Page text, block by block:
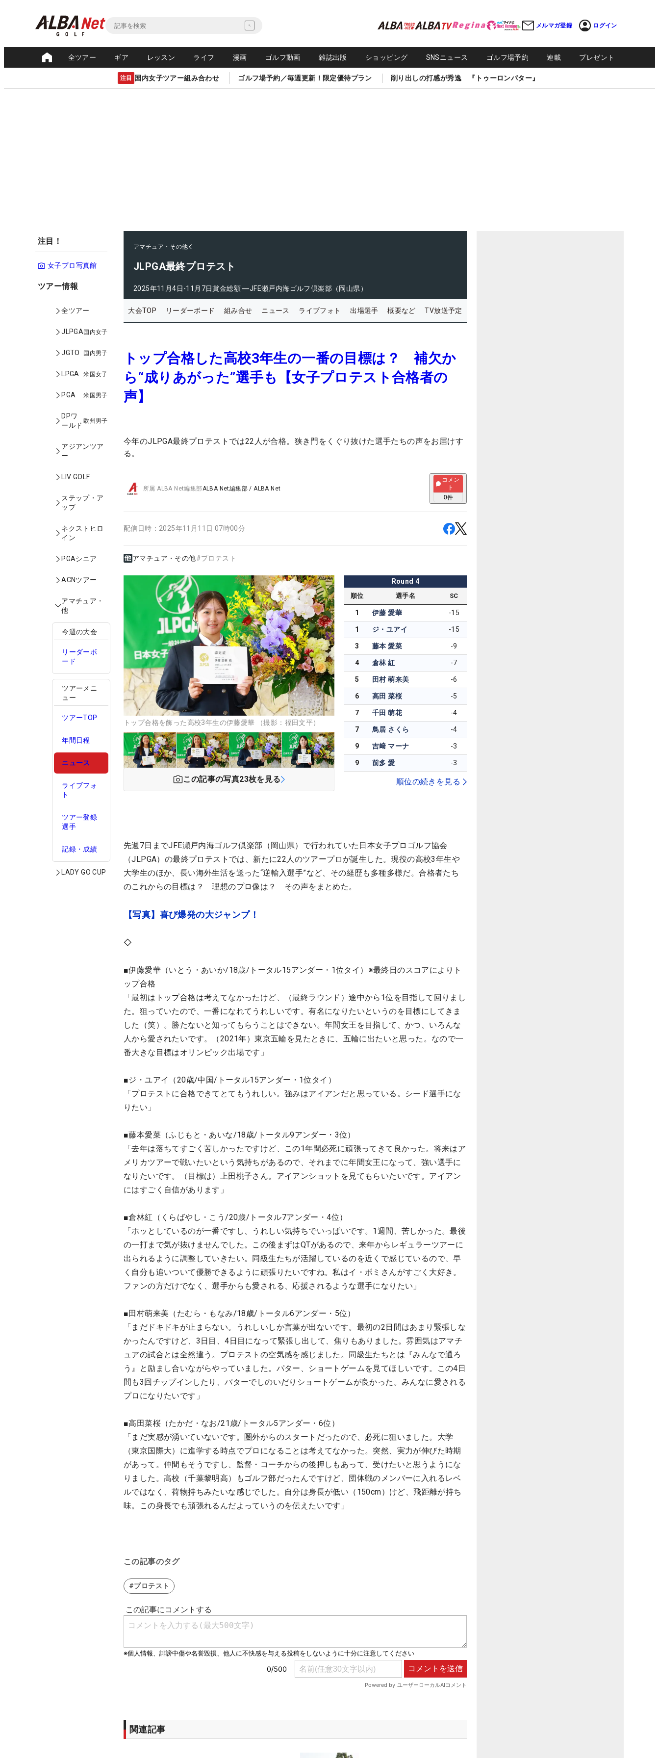
メルマガ登録 ログイン
全ツアー ギア レッスン ライフ 漫画 ゴルフ動画 雑誌出版 ショッピング SNSニュース ゴルフ場予約 連載 プレゼント
注目 国内女子ツアー組み合わせ ゴルフ場予約／毎週更新！限定優待プラン 削り出しの打感が秀逸 『トゥーロンパター』
注目！
女子プロ写真館
ツアー情報
全ツアー
JLPGA国内女子
JGTO 国内男子
LPGA 米国女子
PGA 米国男子
DPワ
ールド
欧州男子
アジアンツア
ー
LIV GOLF
ステップ・ア
ップ
ネクストヒロ
イン
PGAシニア
ACNツアー
アマチュア・
他
今週の大会
リーダーボ
ード
ツアーメニ
ュー
ツアーTOP
年間日程
ニュース
ライブフォ
ト
ツアー登録
選手
記録・成績
LADY GO CUP
アマチュア・その他
JLPGA最終プロテスト
2025年11月4日-11月7日賞金総額 ―JFE瀬戸内海ゴルフ倶楽部（岡山県）
大会TOP リーダーボード 組み合せ ニュース ライブフォト 出場選手 概要など TV放送予定
トップ合格した高校3年生の一番の目標は？ 補欠か
ら“成りあがった”選手も【女子プロテスト合格者の
声】
今年のJLPGA最終プロテストでは22人が合格。狭き門をくぐり抜けた選手たちの声をお届けす
る。
所属ALBA Net編集部ALBA Net編集部 /ALBA Net
コメン
ト
0件
配信日時： 2025年11月11日 07時00分
アマチュア・その他#プロテスト
トップ合格を飾った高校3年生の伊藤愛華 （撮影：福田文平）
この記事の写真23枚を見る
Round 4
順位 選手名 SC
1 伊藤 愛華 -15
1 ジ・ユアイ -15
3 藤本 愛菜 -9
4 倉林 紅 -7
5 田村 萌来美 -6
6 高田 菜桜 -5
7 千田 萌花 -4
7 鳥居 さくら -4
9 吉﨑 マーナ -3
9 前多 愛 -3
順位の続きを見る
先週7日までJFE瀬戸内海ゴルフ倶楽部（岡山県）で行われていた日本女子プロゴルフ協会
（JLPGA）の最終プロテストでは、新たに22人のツアープロが誕生した。現役の高校3年生や
大学生のほか、長い海外生活を送った“逆輸入選手”など、その経歴も多種多様だ。合格者たち
のこれからの目標は？ 理想のプロ像は？ その声をまとめた。
【写真】喜び爆発の大ジャンプ！
◇
■伊藤愛華（いとう・あいか/18歳/トータル15アンダー・1位タイ）※最終日のスコアによりト
ップ合格
「最初はトップ合格は考えてなかったけど、（最終ラウンド）途中から1位を目指して回りまし
た。狙っていたので、一番になれてうれしいです。有名になりたいというのを目標にしてきま
した（笑）。勝たないと知ってもらうことはできない。年間女王を目指して、かつ、いろんな
人から愛されたいです。（2021年）東京五輪を見たときに、五輪に出たいと思った。なので一
番大きな目標はオリンピック出場です」
■ジ・ユアイ（20歳/中国/トータル15アンダー・1位タイ）
「プロテストに合格できてとてもうれしい。強みはアイアンだと思っている。シード選手にな
りたい」
■藤本愛菜（ふじもと・あいな/18歳/トータル9アンダー・3位）
「去年は落ちてすごく苦しかったですけど、この1年間必死に頑張ってきて良かった。将来はア
メリカツアーで戦いたいという気持ちがあるので、それまでに年間女王になって、強い選手に
なりたいです。（目標は）上田桃子さん。アイアンショットを見てもらいたいです。アイアン
にはすごく自信があります」
■倉林紅（くらばやし・こう/20歳/トータル7アンダー・4位）
「ホッとしているのが一番ですし、うれしい気持ちでいっぱいです。1週間、苦しかった。最後
の一打まで気が抜けませんでした。この後まずはQTがあるので、来年からレギュラーツアーに
出られるように調整していきたい。同級生たちが活躍しているのを近くで感じているので、早
く自分も追いついて優勝できるように頑張りたいですね。私はイ・ボミさんがすごく大好き。
ファンの方だけでなく、選手からも愛される、応援されるような選手になりたい」
■田村萌来美（たむら・もなみ/18歳/トータル6アンダー・5位）
「まだドキドキが止まらない。うれしいしか言葉が出ないです。最初の2日間はあまり緊張しな
かったんですけど、3日目、4日目になって緊張し出して、焦りもありました。雰囲気はアマチ
ュアの試合とは全然違う。プロテストの空気感を感じました。同級生たちとは『みんなで通ろ
う』と励まし合いながらやっていました。パター、ショートゲームを見てほしいです。この4日
間も3回チップインしたり、パターでしのいだりショートゲームが良かった。みんなに愛される
プロになりたいです」
■高田菜桜（たかだ・なお/21歳/トータル5アンダー・6位）
「まだ実感が湧いていないです。圏外からのスタートだったので、必死に狙いました。大学
（東京国際大）に進学する時点でプロになることは考えてなかった。突然、実力が伸びた時期
があって。仲間もそうですし、監督・コーチからの後押しもあって、受けたいと思うようにな
りました。高校（千葉黎明高）もゴルフ部だったんですけど、団体戦のメンバーに入れるレベ
ルではなく、荷物持ちみたいな感じでした。自分は身長が低い（150cm）けど、飛距離が持ち
味。この身長でも頑張れるんだよっていうのを伝えたいです」
この記事のタグ
#プロテスト
関連記事